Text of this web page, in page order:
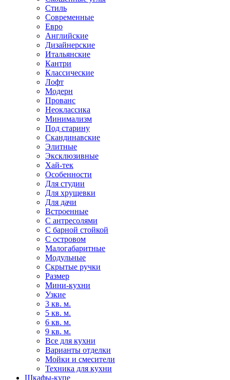
Стиль
Современные
Евро
Английские
Дизайнерские
Итальянские
Кантри
Классические
Лофт
Модерн
Прованс
Неоклассика
Минимализм
Под старину
Скандинавские
Элитные
Эксклюзивные
Хай-тек
Особенности
Для студии
Для хрущевки
Для дачи
Встроенные
С антресолями
С барной стойкой
С островом
Малогабаритные
Модульные
Скрытые ручки
Размер
Мини-кухни
Узкие
3 кв. м.
5 кв. м.
6 кв. м.
9 кв. м.
Все для кухни
Варианты отделки
Мойки и смесители
Техника для кухни
Шкафы-купе